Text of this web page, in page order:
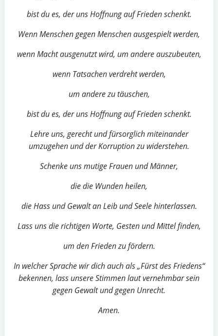
bist du es, der uns Hoffnung auf Frieden schenkt.
Wenn Menschen gegen Menschen ausgespielt werden,
wenn Macht ausgenutzt wird, um andere auszubeuten,
wenn Tatsachen verdreht werden,
um andere zu täuschen,
bist du es, der uns Hoffnung auf Frieden schenkt.
Lehre uns, gerecht und fürsorglich miteinander
umzugehen und der Korruption zu widerstehen.
Schenke uns mutige Frauen und Männer,
die die Wunden heilen,
die Hass und Gewalt an Leib und Seele hinterlassen.
Lass uns die richtigen Worte, Gesten und Mittel finden,
um den Frieden zu fördern.
In welcher Sprache wir dich auch als „Fürst des Friedens“
bekennen, lass unsere Stimmen laut vernehmbar sein
gegen Gewalt und gegen Unrecht.
Amen.